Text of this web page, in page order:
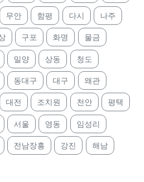
무안 함평 다시 나주
구포 화명 물금
밀양 상동 청도
동대구 대구 왜관
대전 조치원 천안 평택
서울 영동 임성리
전남장흥 강진 해남